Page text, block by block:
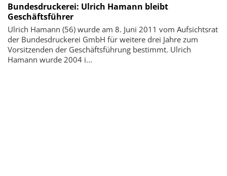
Bundesdruckerei: Ulrich Hamann bleibt
Geschäftsführer
Ulrich Hamann (56) wurde am 8. Juni 2011 vom Aufsichtsrat
der Bundesdruckerei GmbH für weitere drei Jahre zum
Vorsitzenden der Geschäftsführung bestimmt. Ulrich
Hamann wurde 2004 i...